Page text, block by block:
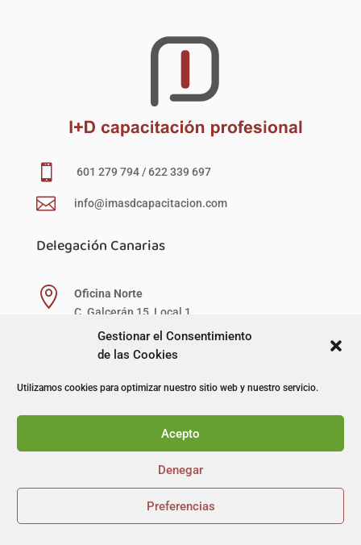
Gestionar el Consentimiento
de las Cookies
Utilizamos cookies para optimizar nuestro sitio web y nuestro servicio.
Acepto
Denegar
Preferencias
 601 279 794 / 622 339 697
 info@imasdcapacitacion.com
Delegación Canarias

Oficina Norte
C. Galcerán 15, Local 1
38003 Sta. Cruz de Tenerife.
T. 822 065 705

Oficina Sur
Delegación Galicia